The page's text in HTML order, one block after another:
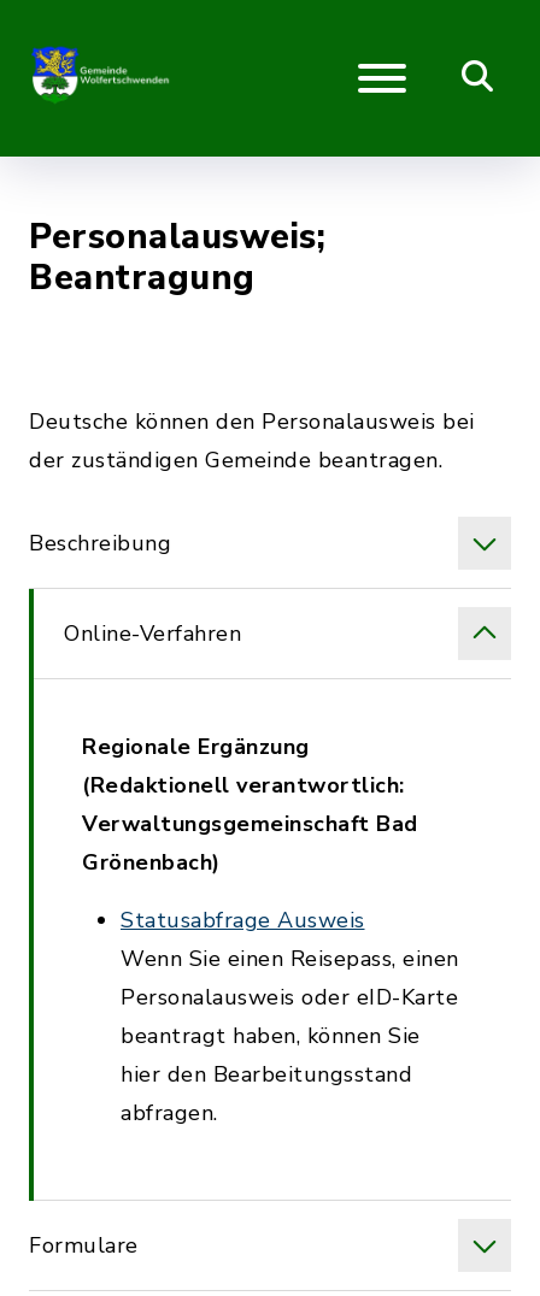
Personalausweis;
Beantragung
Deutsche können den Personalausweis bei
der zuständigen Gemeinde beantragen.
Beschreibung
Online-Verfahren
Regionale Ergänzung
(Redaktionell verantwortlich:
Verwaltungsgemeinschaft Bad
Grönenbach)
Statusabfrage Ausweis
Wenn Sie einen Reisepass, einen
Personalausweis oder eID-Karte
beantragt haben, können Sie
hier den Bearbeitungsstand
abfragen.
Formulare